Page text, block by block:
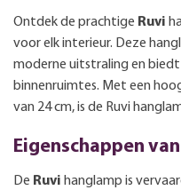
Ontdek de prachtige Ruvi
voor elk interieur. Deze
moderne uitstraling en
binnenruimtes. Met een
van 24 cm, is de Ruvi
Eigenschappen
De Ruvi hanglamp is